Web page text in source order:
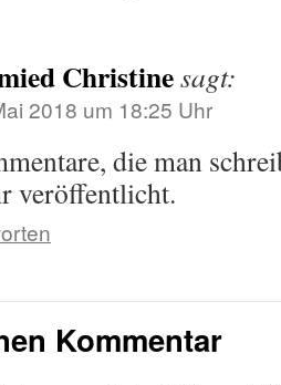
Christinesagt:
2018 um 18:25 Uhr
die man
veröffentlicht.
Kommentar